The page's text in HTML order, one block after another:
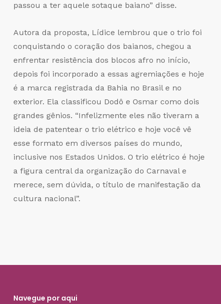
passou a ter aquele sotaque baiano” disse.
Autora da proposta, Lídice lembrou que o trio foi
conquistando o coração dos baianos, chegou a
enfrentar resistência dos blocos afro no início,
depois foi incorporado a essas agremiações e hoje
é a marca registrada da Bahia no Brasil e no
exterior. Ela classificou Dodô e Osmar como dois
grandes gênios. “Infelizmente eles não tiveram a
ideia de patentear o trio elétrico e hoje você vê
esse formato em diversos países do mundo,
inclusive nos Estados Unidos. O trio elétrico é hoje
a figura central da organização do Carnaval e
merece, sem dúvida, o título de manifestação da
cultura nacional”.
Navegue por aqui